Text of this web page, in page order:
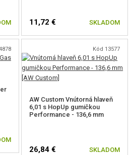
11,72 € SKLADOM
Kód 13577
AW Custom Vnútorná hlaveň
6,01 s HopUp gumičkou
Performance - 136,6 mm
26,84 € SKLADOM